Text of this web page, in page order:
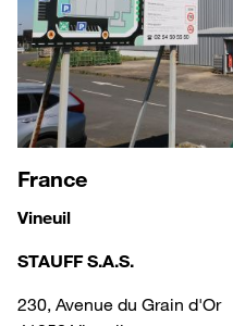
France
Vineuil
STAUFF S.A.S.
230, Avenue du Grain d'Or